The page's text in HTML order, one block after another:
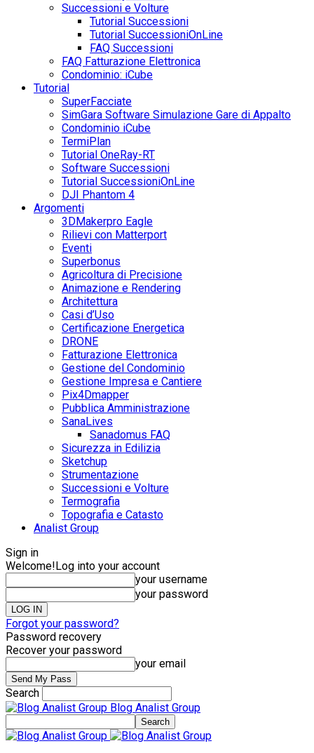
Successioni e Volture
Tutorial Successioni
Tutorial SuccessioniOnLine
FAQ Successioni
FAQ Fatturazione Elettronica
Condominio: iCube
Tutorial
SuperFacciate
SimGara Software Simulazione Gare di Appalto
Condominio iCube
TermiPlan
Tutorial OneRay-RT
Software Successioni
Tutorial SuccessioniOnLine
DJI Phantom 4
Argomenti
3DMakerpro Eagle
Rilievi con Matterport
Eventi
Superbonus
Agricoltura di Precisione
Animazione e Rendering
Architettura
Casi d’Uso
Certificazione Energetica
DRONE
Fatturazione Elettronica
Gestione del Condominio
Gestione Impresa e Cantiere
Pix4Dmapper
Pubblica Amministrazione
SanaLives
Sanadomus FAQ
Sicurezza in Edilizia
Sketchup
Strumentazione
Successioni e Volture
Termografia
Topografia e Catasto
Analist Group
Sign in
Welcome!Log into your account
your username
your password
Forgot your password?
Password recovery
Recover your password
your email
Search
Blog Analist Group